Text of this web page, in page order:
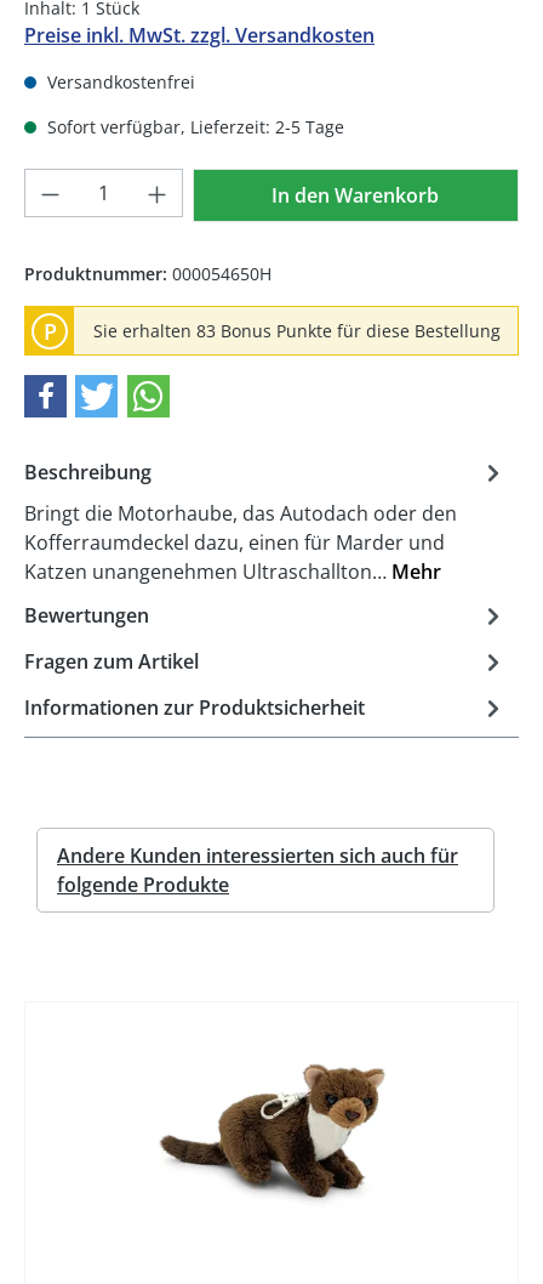
Inhalt: 1 Stück
Preise inkl. MwSt. zzgl. Versandkosten
Versandkostenfrei
Sofort verfügbar, Lieferzeit: 2-5 Tage
Produkt Anzahl: Gib denIn den Warenkorb
Produktnummer: 000054650H
P Sie erhalten 83 Bonus Punkte für diese Bestellung
Beschreibung
Bringt die Motorhaube, das Autodach oder den
Kofferraumdeckel dazu, einen für Marder und
Katzen unangenehmen Ultraschallton… Mehr
Bewertungen
Fragen zum Artikel
Informationen zur Produktsicherheit
Andere Kunden interessierten sich auch für
folgende Produkte